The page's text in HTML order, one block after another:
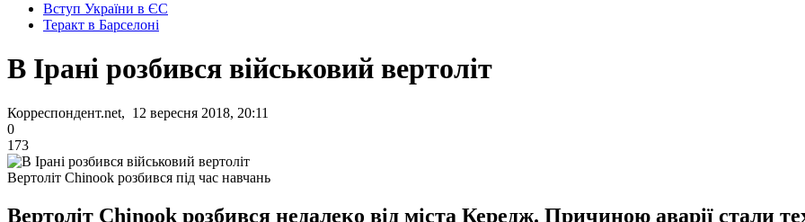
Вступ України в ЄС
Теракт в Барселоні
В Ірані розбився військовий вертоліт
Корреспондент.net, 12 вересня 2018, 20:11
0
173
Вертоліт Chinook розбився під час навчань
Вертоліт Chinook розбився недалеко від міста Кередж. Причиною аварії стали